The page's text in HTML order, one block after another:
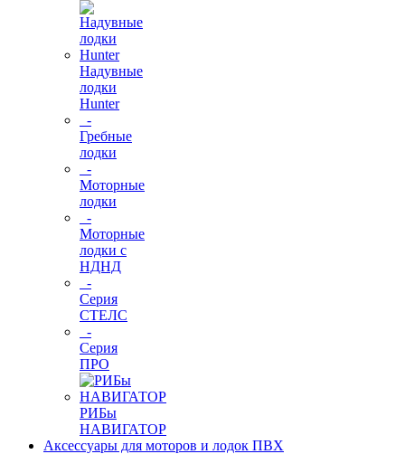
Надувные
лодки
Hunter
-
Гребные
лодки
-
Моторные
лодки
-
Моторные
лодки с
НДНД
-
Серия
СТЕЛС
-
Серия
ПРО
РИБы
НАВИГАТОР
Аксессуары для моторов и лодок ПВХ